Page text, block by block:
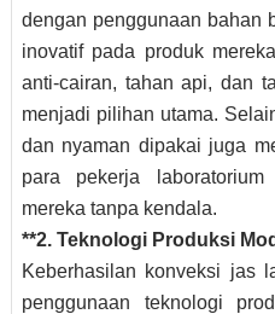
dengan penggunaan bahan
inovatif pada produk
anti-cairan, tahan api, dan
menjadi pilihan utama.
dan nyaman dipakai juga
para pekerja
mereka tanpa kendala.
**2. Teknologi Produksi
Keberhasilan konveksi jas
penggunaan teknologi